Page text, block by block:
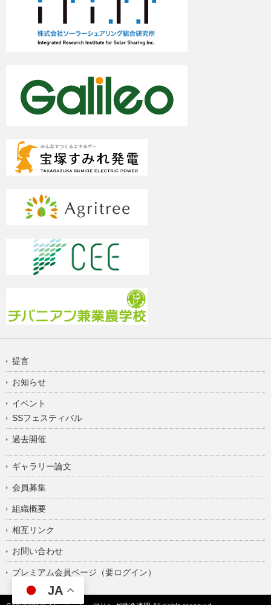
提言
お知らせ
イベント
SSフェスティバル
過去開催
ギャラリー論文
会員募集
組織概要
相互リンク
お問い合わせ
プレミアム会員ページ（要ログイン）
JA